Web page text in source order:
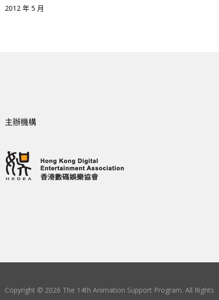
2012 年 5 月
主辦機構
Copyright © 2026 The 14th Animation Support Program. All Rights